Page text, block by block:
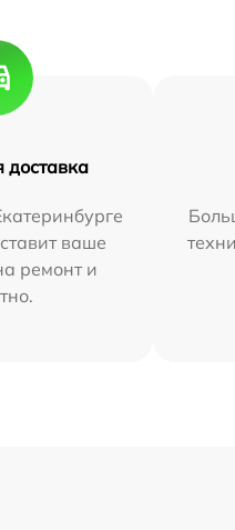
доставка
ваше
ремонт и